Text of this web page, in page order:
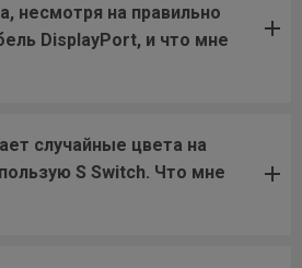
несмотря на правильно
DisplayPort, и что мне
случайные цвета на
S Switch. Что мне